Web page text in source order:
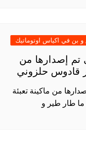
و بن في اكياس اوتوماتيك
تم إصدارها من
قادوس حلزوني
من ماكينة تعبئة
طار طير و